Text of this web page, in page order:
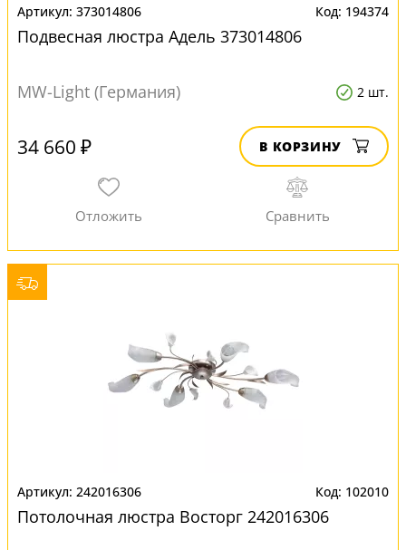
373014806 194374
Подвесная люстра Адель 373014806
MW-Light (Германия) 2 шт.
34 660 ₽ В КОРЗИНУ
242016306 102010
Потолочная люстра Восторг 242016306